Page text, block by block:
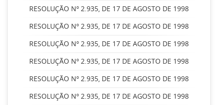
RESOLUÇÃO Nº 2.935, DE 17 DE AGOSTO DE 1998
RESOLUÇÃO Nº 2.935, DE 17 DE AGOSTO DE 1998
RESOLUÇÃO Nº 2.935, DE 17 DE AGOSTO DE 1998
RESOLUÇÃO Nº 2.935, DE 17 DE AGOSTO DE 1998
RESOLUÇÃO Nº 2.935, DE 17 DE AGOSTO DE 1998
RESOLUÇÃO Nº 2.935, DE 17 DE AGOSTO DE 1998